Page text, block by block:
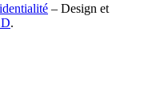
– Design et
.